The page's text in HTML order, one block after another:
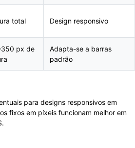
total Design responsivo
px de
Adapta-se a barras
padrão
para designs responsivos em
fixos em píxeis funcionam melhor em